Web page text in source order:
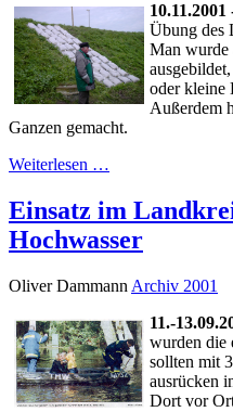
10.11.2001
Übung des
Man wurde
oder kleine
Außerdem
Ganzen gemacht.
Weiterlesen …
Einsatz im
Hochwasser
Oliver Dammann Archiv 2001
11.-
wurden die
sollten mit
ausrücken
Dort vor